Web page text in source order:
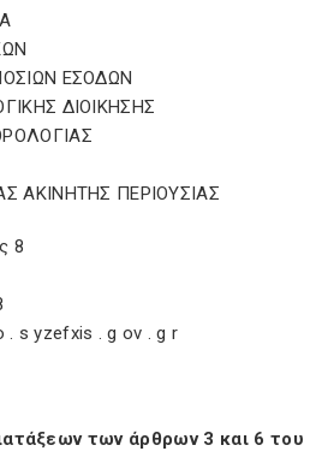
ΕΣΟΔΩΝ
ΔΙΟΙΚΗΣΗΣ
ΑΚΙΝΗΤΗΣ ΠΕΡΙΟΥΣΙΑΣ
8
. s yzefxis . g ov . g r
των άρθρων 3 και 6 του